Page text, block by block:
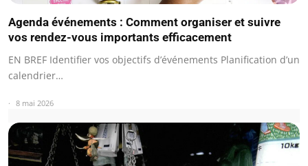
Agenda événements : Comment organiser et suivre
vos rendez-vous importants efficacement
EN BREF Identifier vos objectifs d’événements Planification d’un
calendrier…
8 mai 2026